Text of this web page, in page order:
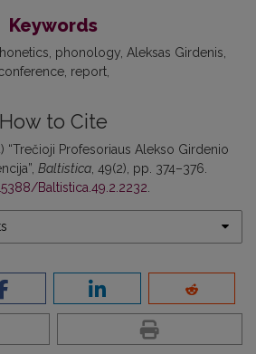
Keywords
phonology Aleksas Girdenis
report
How to Cite
“Trečioji Profesoriaus Alekso Girdenio
Baltistica , 49(2), pp. 374–376.
Baltistica.49.2.2232